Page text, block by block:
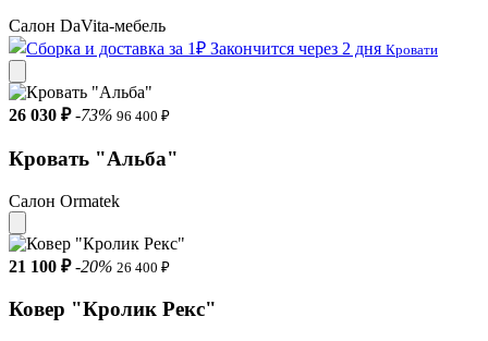
Салон DaVita-мебель
Закончится через 2 дня Кровати
26 030 ₽ -73% 96 400 ₽
Кровать "Альба"
Салон Ormatek
21 100 ₽ -20% 26 400 ₽
Ковер "Кролик Рекс"